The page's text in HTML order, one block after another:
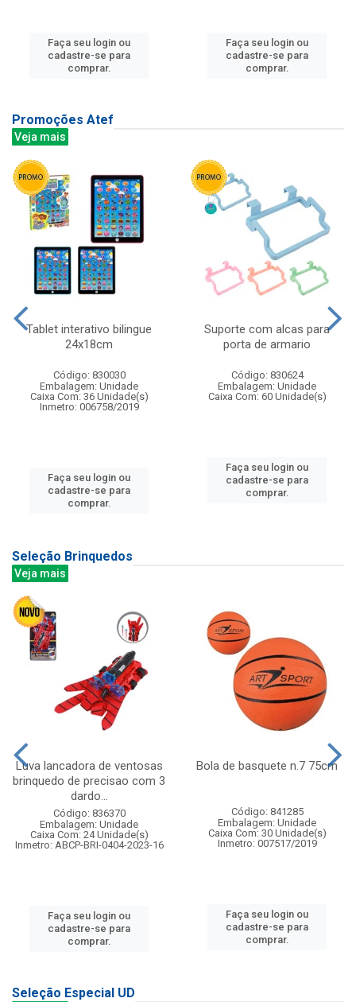
Faça seu login ou
cadastre-se para
comprar.
Faça seu login ou
cadastre-se para
comprar.
Promoções Atef
Veja mais
Tablet interativo bilingue
24x18cm
Código: 830030
Embalagem: Unidade
Caixa Com: 36 Unidade(s)
Inmetro: 006758/2019
Faça seu login ou
cadastre-se para
comprar.
Suporte com alcas para
porta de armario
Código: 830624
Embalagem: Unidade
Caixa Com: 60 Unidade(s)
Faça seu login ou
cadastre-se para
comprar.
Seleção Brinquedos
Veja mais
Luva lancadora de ventosas
brinquedo de precisao com 3
dardo...
Código: 836370
Embalagem: Unidade
Caixa Com: 24 Unidade(s)
Inmetro: ABCP-BRI-0404-2023-16
Faça seu login ou
cadastre-se para
comprar.
Bola de basquete n.7 75cm
Código: 841285
Embalagem: Unidade
Caixa Com: 30 Unidade(s)
Inmetro: 007517/2019
Faça seu login ou
cadastre-se para
comprar.
Seleção Especial UD